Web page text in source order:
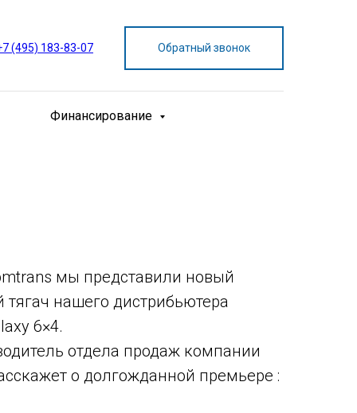
Обратный звонок
(495) 183-83-07
Финансирование
мы представили новый
нашего дистрибьютера
6×4.
отдела продаж компании
о долгожданной премьере :